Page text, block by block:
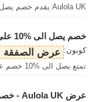
Aulola UK يقدم خصم يصل الى %10 على اكسسوارات سامسونج.
خصم يصل الى %10 على محول وشاحن
كوبون: عرض الصفقة
تمتع يصل الى %10 خصم على محول وشاحن في Aulola.co.uk.
عرض Aulola UK - خصم يصل الى %10